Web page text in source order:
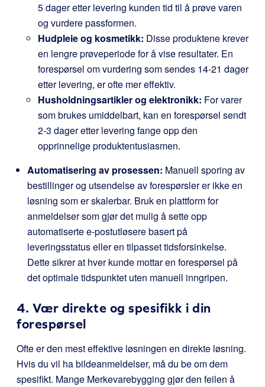
5 dager etter levering kunden tid til å prøve varen
og vurdere passformen.
Hudpleie og kosmetikk: Disse produktene krever
en lengre prøveperiode for å vise resultater. En
forespørsel om vurdering som sendes 14-21 dager
etter levering, er ofte mer effektiv.
Husholdningsartikler og elektronikk: For varer
som brukes umiddelbart, kan en forespørsel sendt
2-3 dager etter levering fange opp den
opprinnelige produktentusiasmen.
Automatisering av prosessen: Manuell sporing av
bestillinger og utsendelse av forespørsler er ikke en
løsning som er skalerbar. Bruk en plattform for
anmeldelser som gjør det mulig å sette opp
automatiserte e-postutløsere basert på
leveringsstatus eller en tilpasset tidsforsinkelse.
Dette sikrer at hver kunde mottar en forespørsel på
det optimale tidspunktet uten manuell inngripen.
4. Vær direkte og spesifikk i din
forespørsel
Ofte er den mest effektive løsningen en direkte løsning.
Hvis du vil ha bildeanmeldelser, må du be om dem
spesifikt. Mange Merkevarebygging gjør den feilen å